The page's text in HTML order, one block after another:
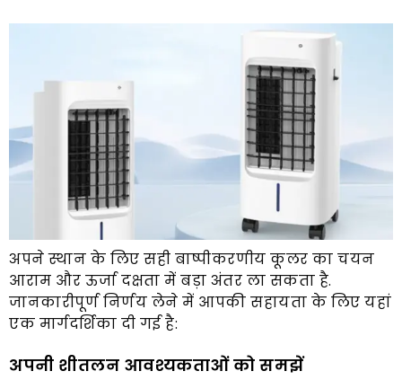
अपने स्थान के लिए सही बाष्पीकरणीय कूलर का चयन
आराम और ऊर्जा दक्षता में बड़ा अंतर ला सकता है.
जानकारीपूर्ण निर्णय लेने में आपकी सहायता के लिए यहां
एक मार्गदर्शिका दी गई है:
अपनी शीतलन आवश्यकताओं को समझें